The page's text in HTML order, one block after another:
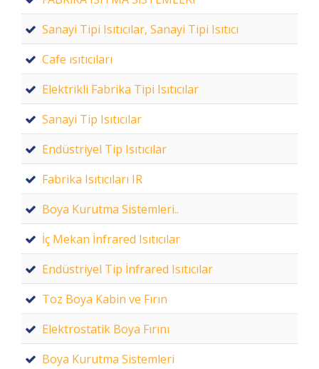
Sanayi Tipi Isıtıcılar, Sanayi Tipi Isıtıcı
Cafe ısıtıcıları
Elektrikli Fabrika Tipi Isıtıcılar
Sanayi Tip Isıtıcılar
Endüstriyel Tip Isıtıcılar
Fabrika Isıtıcıları IR
Boya Kurutma Sistemleri..
İç Mekan İnfrared Isıtıcılar
Endüstriyel Tip İnfrared Isıtıcılar
Toz Boya Kabin ve Fırın
Elektrostatik Boya Fırını
Boya Kurutma Sistemleri